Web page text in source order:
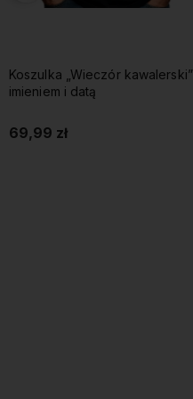
Koszulka „Wieczór kawalerski”
imieniem i datą
69,99 zł